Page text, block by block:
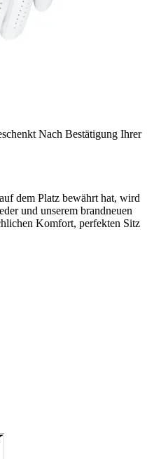
Nach Bestätigung Ihrer
dem Platz bewährt hat, wird
und unserem brandneuen
Komfort, perfekten Sitz